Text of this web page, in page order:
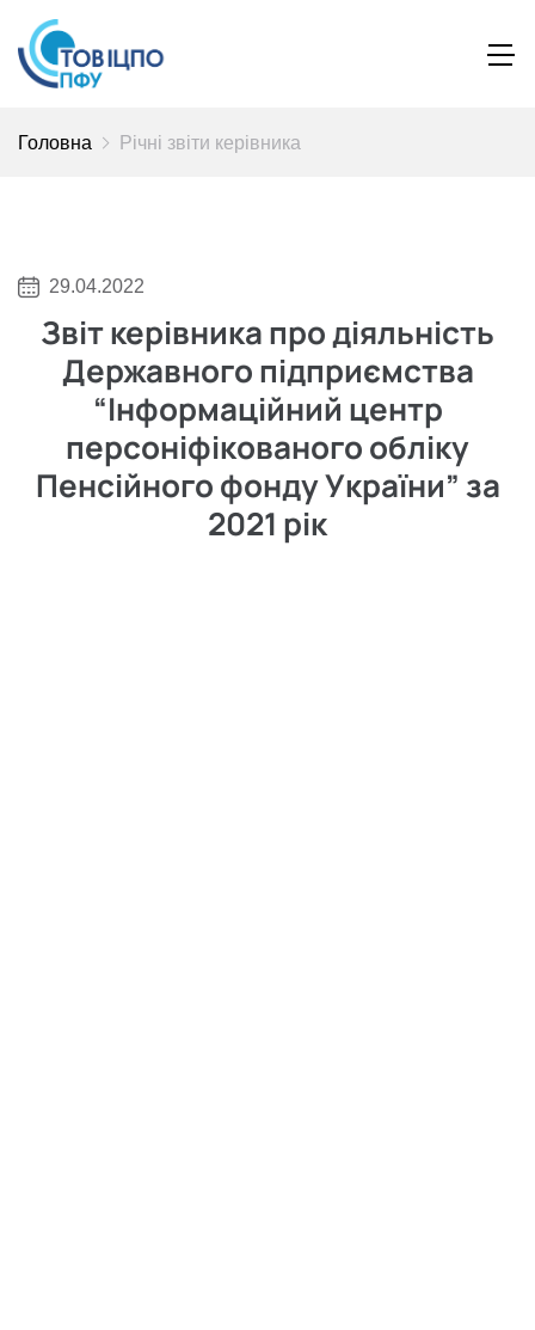
Головна Річні звіти керівника
29.04.2022
Звіт керівника про діяльність
Державного підприємства
“Інформаційний центр
персоніфікованого обліку
Пенсійного фонду України” за
2021 рік